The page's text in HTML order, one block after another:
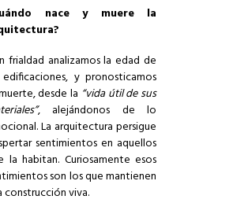
nace y muere la
frialdad analizamos la edad de
y pronosticamos
desde la “vida útil de sus
, alejándonos de lo
La arquitectura persigue
sentimientos en aquellos
la habitan. Curiosamente esos
son los que mantienen
construcción viva.